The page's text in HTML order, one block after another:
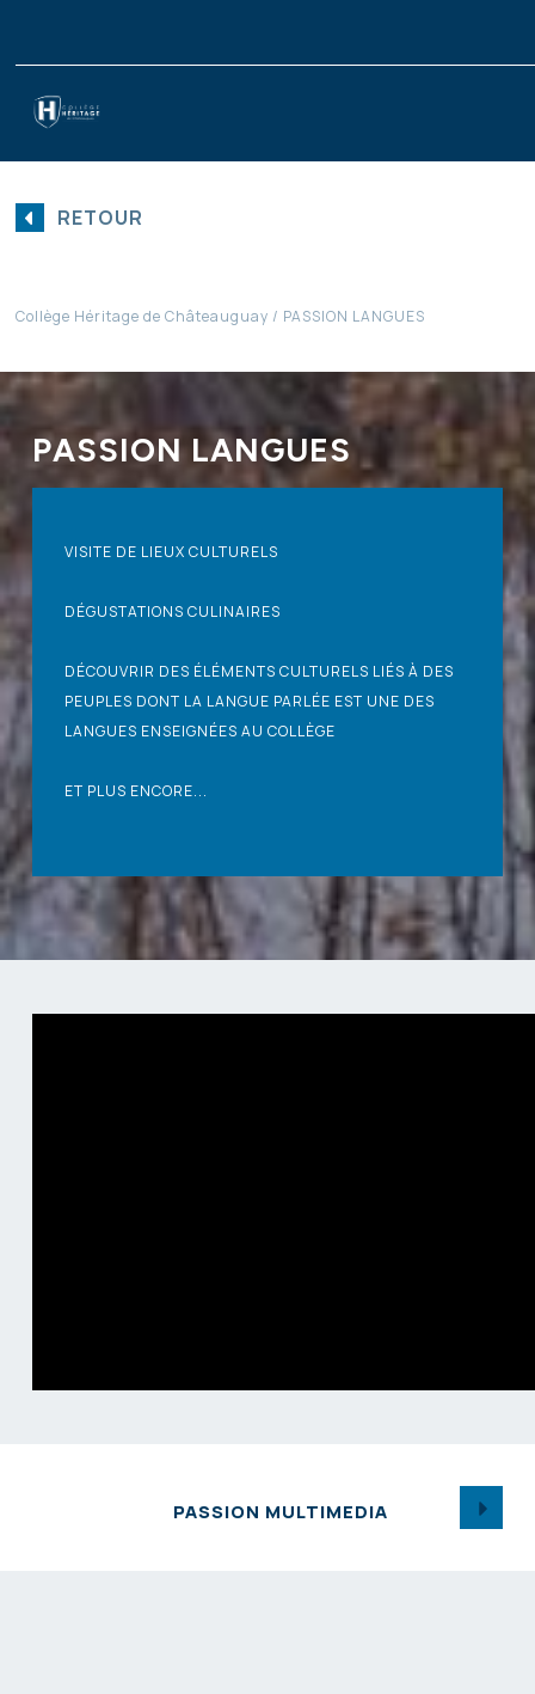
RETOUR
Collège Héritage de Châteauguay PASSION LANGUES
PASSION LANGUES
VISITE DE LIEUX CULTURELS
DÉGUSTATIONS CULINAIRES
DÉCOUVRIR DES ÉLÉMENTS CULTURELS LIÉS À DES
PEUPLES DONT LA LANGUE PARLÉE EST UNE DES
LANGUES ENSEIGNÉES AU COLLÈGE
ET PLUS ENCORE...
PASSION MULTIMEDIA